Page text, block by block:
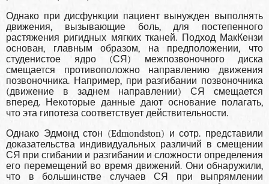
Однако при дисфункции пациент вынужден выполнять
движения, вызывающие боль, для постепенного
растяжения ригидных мяг­ких тканей. Подход МакКензи
основан, главным образом, на предположении, что
студенистое ядро (СЯ) межпозвоночного диска
смещается противо­положно направлению движения
позвоночника. Например, при разгибании позвоночника
(движе­ние в заднем направлении) СЯ смещается
вперед. Некоторые данные дают основание полагать,
что эта гипотеза соответствует действительности.
Однако Эдмонд стон (Edmondston) и сотр. представили
доказательства индивидуальных раз­личий в смещении
СЯ при сгибании и разгибании и сложности определения
его перемещений во время движений. Они обнаружили,
что в боль­шинстве случаев СЯ при выпрямлении